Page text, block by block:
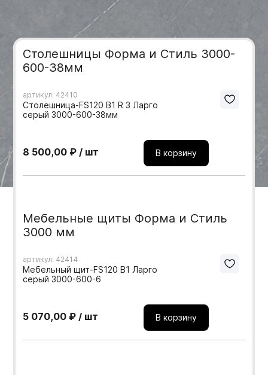
Фасады
Столешницы Форма и Стиль 3000-
600-38мм
артикул: 42410
Столешница-FS120 B1 R 3 Ларго
серый 3000-600-38мм
8 500,00 ₽ / шт В корзину
Мебельные щиты Форма и Стиль
3000 мм
артикул: 42414
Мебельный щит-FS120 B1 Ларго
серый 3000-600-6
5 070,00 ₽ / шт В корзину